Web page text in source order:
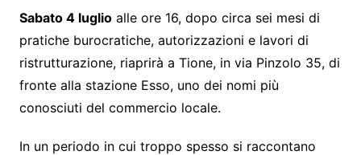
Sabato 4 luglioalle ore 16, dopo circa sei mesi di
pratiche burocratiche, autorizzazioni e lavori di
ristrutturazione, riaprirà a Tione, in via Pinzolo 35, di
fronte alla stazione Esso, uno dei nomi più
conosciuti del commercio locale.
In un periodo in cui troppo spesso si raccontano